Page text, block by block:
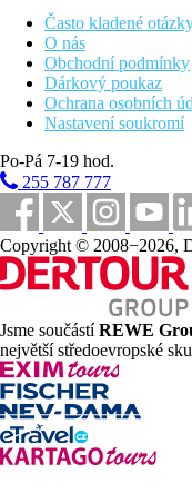
Vzdálenost od lékárny
1200 m
Vzdálenost od
1850 m
Vzdálenost od
Vzdálenost od
1150 m
Doprava
vlastní
Vzdálenost od disco
1700 m
Výhody
WiFi internet
Klimatizace
Vzdálenosti
Často kladené
O nás
Obchodní podmínky
Dárkový poukaz
Ochrana osobních
Nastavení soukromí
Po-Pá 7-19 hod.
255 787 777
Copyright © 2008−2026,
Jsme součástíREWE
největší středoevropské